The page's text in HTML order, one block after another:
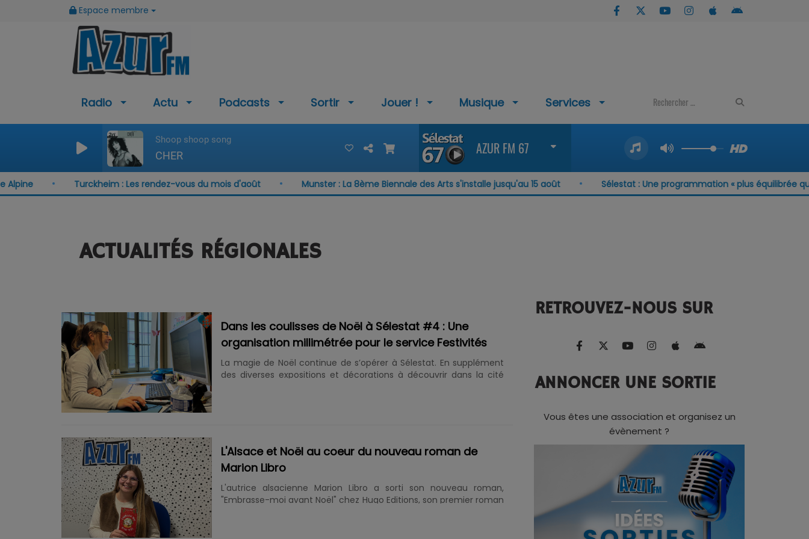
Espace membre
Radio Actu Podcasts Sortir Jouer ! Musique Services
Shoop shoop song
CHER AZUR FM 67
Turckheim : Les rendez-vous du mois d'août Munster : La 8ème Biennale des Arts s'installe jusqu'au 15 août Sélestat : Une programmation « plus équilibrée que
ACTUALITÉS RÉGIONALES
Dans les coulisses de Noël à Sélestat #4 : Une
organisation millimétrée pour le service Festivités
La magie de Noël continue de s’opérer à Sélestat. En supplément
des diverses expositions et décorations à découvrir dans la cité
l’artiste strasbourgeoise Sekhamet, qui propose notamment des
déambulations autour du personnage......
L'Alsace et Noël au coeur du nouveau roman de
Marion Libro
L'autrice alsacienne Marion Libro a sorti son nouveau roman,
"Embrasse-moi avant Noël" chez Hugo Editions, son premier roman
RETROUVEZ-NOUS SUR
ANNONCER UNE SORTIE
Vous êtes une association et organisez un
évènement ?